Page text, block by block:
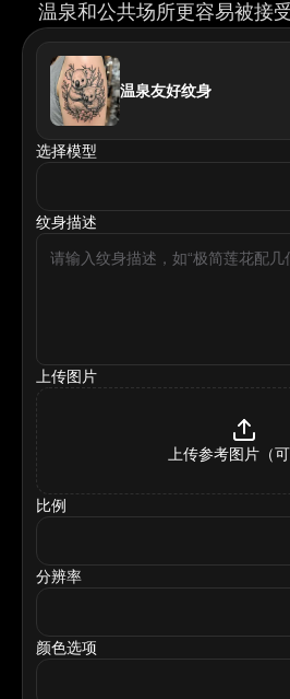
温泉和公共场所更容易被接
温泉友好纹身
选择模型
model
纹身描述
上传图片
上传参考图片（可
比例
ratio
分辨率
resolution
颜色选项
tattooColor